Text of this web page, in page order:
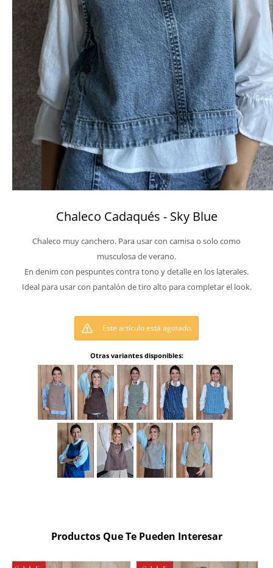
Chaleco Cadaqués - Sky Blue
Chaleco muy canchero. Para usar con camisa o solo como
musculosa de verano.
En denim con pespuntes contra tono y detalle en los laterales.
Ideal para usar con pantalón de tiro alto para completar el look.
Este artículo está agotado.
Otras variantes disponibles:
Productos Que Te Pueden Interesar